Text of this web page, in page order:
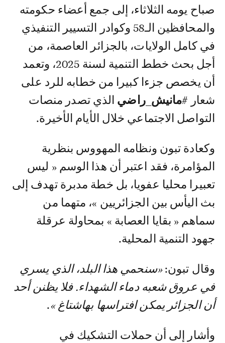
صباح يومه الثلاثاء، إلى جمع أعضاء حكومته
والمحافظين الـ58 وكوادر التسيير التنفيذي
في كامل الولايات، بالجزائر العاصمة، من
أجل بحث خطط التنمية لسنة 2025، وتعمد
أن يخصص جزءا كبيرا من خطابه للرد على
شعار #مانيش_راضي الذي تصدر منصات
التواصل الاجتماعي خلال الأيام الأخيرة.
وكعادة تبون ونظامه المهووس بنظرية
المؤامرة، فقد اعتبر أن هذا الوسم « ليس
تعبيرا محليا عفويا، بل خطة مدبرة تهدف إلى
بث اليأس بين الجزائريين »، متهما من
سماهم « بقايا العصابة » بمحاولة عرقلة
جهود التنمية المحلية.
وقال تبون:«سنحمي هذا البلد، الذي يسري
في عروق شعبه دماء الشهداء. فلا يظنن أحد
أن الجزائر يمكن افتراسها بهاشتاغ ».
وأشار إلى أن حملات التشكيك في